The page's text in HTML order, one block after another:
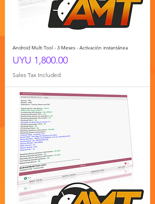
Android Multi Tool - 3 Meses - Activación instantánea
Price
UYU 1,800.00
Sales Tax Included